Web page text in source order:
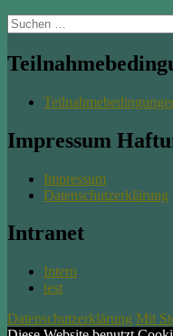
Suchen
nach:
Impressum
Impressum
Datenschutzerklärung
Intranet
Intern
test
Datenschutzerklärung Mit